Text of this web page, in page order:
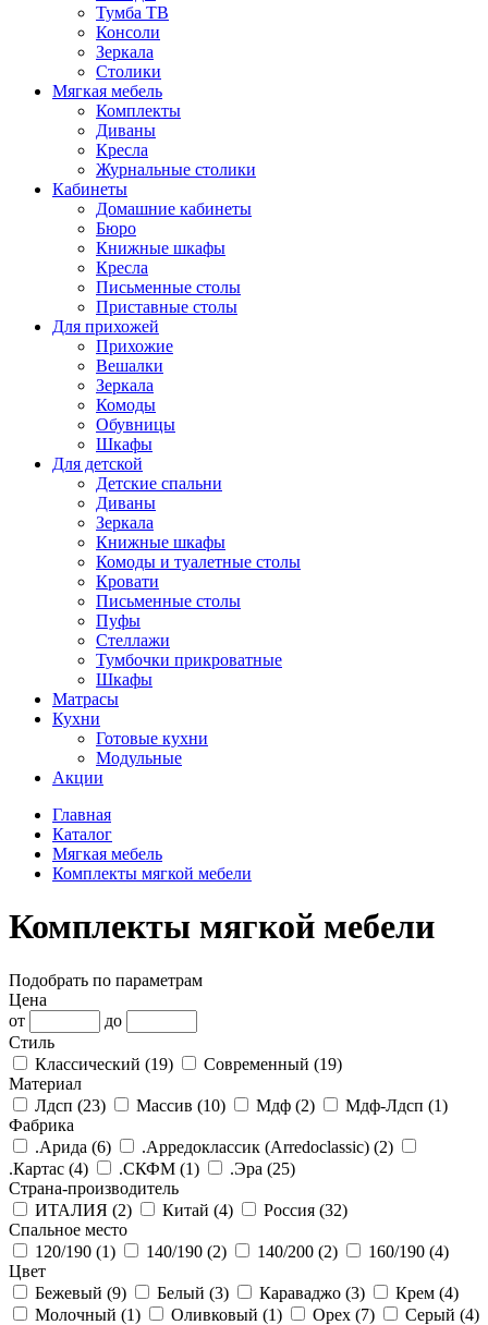
Тумба ТВ
Консоли
Зеркала
Столики
Мягкая мебель
Комплекты
Диваны
Кресла
Журнальные столики
Кабинеты
Домашние кабинеты
Бюро
Книжные шкафы
Кресла
Письменные столы
Приставные столы
Для прихожей
Прихожие
Вешалки
Зеркала
Комоды
Обувницы
Шкафы
Для детской
Детские спальни
Диваны
Зеркала
Книжные шкафы
Комоды и туалетные столы
Кровати
Письменные столы
Пуфы
Стеллажи
Тумбочки прикроватные
Шкафы
Матрасы
Кухни
Готовые кухни
Модульные
Акции
Главная
Каталог
Мягкая мебель
Комплекты мягкой мебели
Комплекты мягкой мебели
Подобрать по параметрам
Цена
от
до
Стиль
Классический (19) Современный (19)
Материал
Лдсп (23) Массив (10) Мдф (2) Мдф-Лдсп (1)
Фабрика
.Арида (6) .Арредоклассик (Arredoclassic) (2)
.Картас (4) .СКФМ (1) .Эра (25)
Страна-производитель
ИТАЛИЯ (2) Китай (4) Россия (32)
Cпальное место
120/190 (1) 140/190 (2) 140/200 (2) 160/190 (4)
Цвет
Бежевый (9) Белый (3) Караваджо (3) Крем (4)
Молочный (1) Оливковый (1) Орех (7) Серый (4)